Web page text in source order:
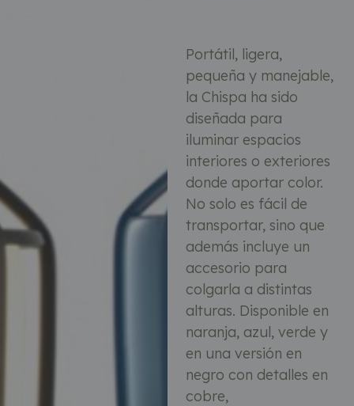
Portátil, ligera,
pequeña y manejable,
la Chispa ha sido
diseñada para
iluminar espacios
interiores o exteriores
donde aportar color.
No solo es fácil de
transportar, sino que
además incluye un
accesorio para
colgarla a distintas
alturas. Disponible en
naranja, azul, verde y
en una versión en
negro con detalles en
cobre,